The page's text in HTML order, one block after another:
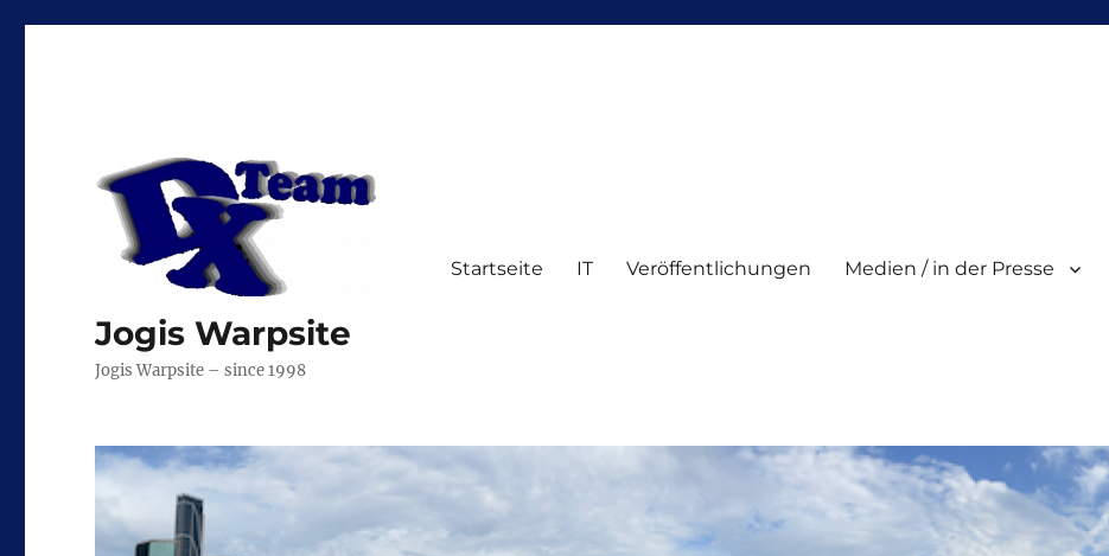
Jogis Warpsite
Jogis Warpsite – since 1998
Startseite IT Veröffentlichungen Medien / in der Presse